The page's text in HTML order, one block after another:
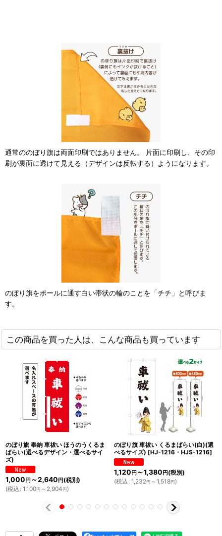
通常ののぼり旗は両面印刷ではありません。 片面に印刷し、その印
刷が裏面に透けて見える（デザインは反転する）ようになります。
のぼり旗をポールに通す白い帯状の輪のことを「チチ」と呼びま
す。
この商品を買った人は、こんな商品も買っています
のぼり旗 奉納 車祓い ほうのうくるま
ばらい(選べるデザイン・選べるサイ
ズ)
1,000 円 ～2,640 円 (税別)
(税込 : 1,100円 ～2,904円)
のぼり旗 車祓い くるまばらい(白)(選
べるサイズ) [HJ-1216・HJS-1216]
1,120 円 ～1,380 円 (税別)
(税込 : 1,232円 ～1,518円)